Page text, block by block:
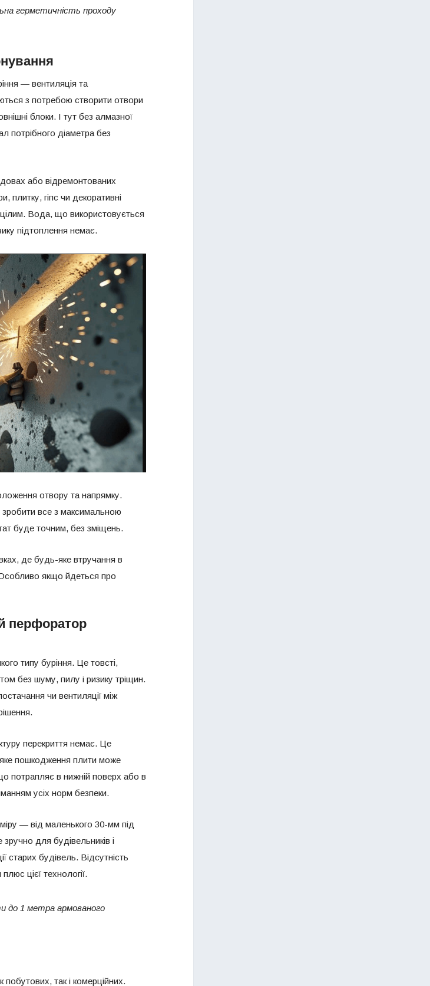
герметичність проходу
— вентиляція та
з потребою створити отвори
блоки. І тут без алмазної
потрібного діаметра без
або відремонтованих
гіпс чи декоративні
Вода, що використовується
підтоплення немає.
отвору та напрямку.
все з максимальною
буде точним, без зміщень.
де будь-яке втручання в
якщо йдеться про
перфоратор
типу буріння. Це товсті,
без шуму, пилу і ризику тріщин.
чи вентиляції між
перекриття немає. Це
пошкодження плити може
потрапляє в нижній поверх або в
усіх норм безпеки.
— від маленького 30-мм під
для будівельників і
старих будівель. Відсутність
цієї технології.
до 1 метра армованого
так і комерційних.